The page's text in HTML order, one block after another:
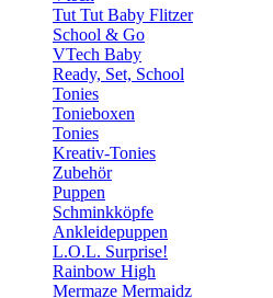
Tut Tut Baby Flitzer
School & Go
VTech Baby
Ready, Set, School
Tonies
Tonieboxen
Tonies
Kreativ-Tonies
Zubehör
Puppen
Schminkköpfe
Ankleidepuppen
L.O.L. Surprise!
Rainbow High
Mermaze Mermaidz